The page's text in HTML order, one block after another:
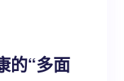
的“多面